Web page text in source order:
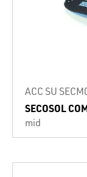
ACC SU
SECOSOL
mid